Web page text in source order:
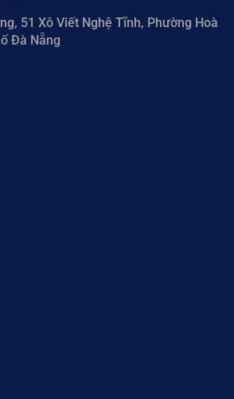
51 Xô Viết Nghệ Tĩnh, Phường Hoà
Đà Nẵng